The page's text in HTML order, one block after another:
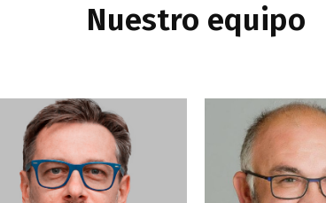
Nuestro equipo